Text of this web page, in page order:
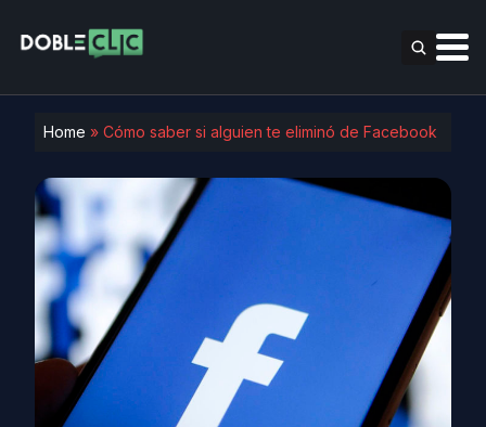
Home » Cómo saber si alguien te eliminó de Facebook